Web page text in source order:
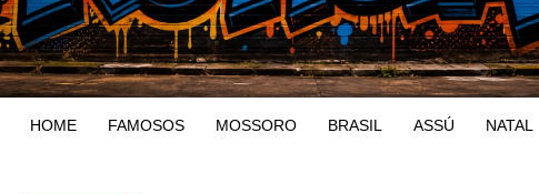
HOME FAMOSOS MOSSORO BRASIL ASSÚ NATAL